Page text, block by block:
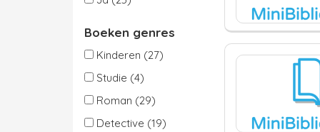
Boeken genres
Kinderen (27)
Studie (4)
Roman (29)
Detective (19)